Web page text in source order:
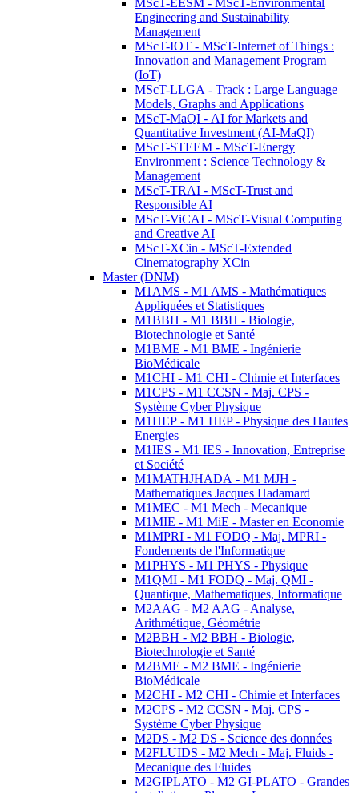
MScT-EESM - MScT-Environmental
Engineering and Sustainability
Management
MScT-IOT - MScT-Internet of Things :
Innovation and Management Program
(IoT)
MScT-LLGA - Track : Large Language
Models, Graphs and Applications
MScT-MaQI - AI for Markets and
Quantitative Investment (AI-MaQI)
MScT-STEEM - MScT-Energy
Environment : Science Technology &
Management
MScT-TRAI - MScT-Trust and
Responsible AI
MScT-ViCAI - MScT-Visual Computing
and Creative AI
MScT-XCin - MScT-Extended
Cinematography XCin
Master (DNM)
M1AMS - M1 AMS - Mathématiques
Appliquées et Statistiques
M1BBH - M1 BBH - Biologie,
Biotechnologie et Santé
M1BME - M1 BME - Ingénierie
BioMédicale
M1CHI - M1 CHI - Chimie et Interfaces
M1CPS - M1 CCSN - Maj. CPS -
Système Cyber Physique
M1HEP - M1 HEP - Physique des Hautes
Energies
M1IES - M1 IES - Innovation, Entreprise
et Société
M1MATHJHADA - M1 MJH -
Mathematiques Jacques Hadamard
M1MEC - M1 Mech - Mecanique
M1MIE - M1 MiE - Master en Economie
M1MPRI - M1 FODQ - Maj. MPRI -
Fondements de l'Informatique
M1PHYS - M1 PHYS - Physique
M1QMI - M1 FODQ - Maj. QMI -
Quantique, Mathematiques, Informatique
M2AAG - M2 AAG - Analyse,
Arithmétique, Géométrie
M2BBH - M2 BBH - Biologie,
Biotechnologie et Santé
M2BME - M2 BME - Ingénierie
BioMédicale
M2CHI - M2 CHI - Chimie et Interfaces
M2CPS - M2 CCSN - Maj. CPS -
Système Cyber Physique
M2DS - M2 DS - Science des données
M2FLUIDS - M2 Mech - Maj. Fluids -
Mecanique des Fluides
M2GIPLATO - M2 GI-PLATO - Grandes